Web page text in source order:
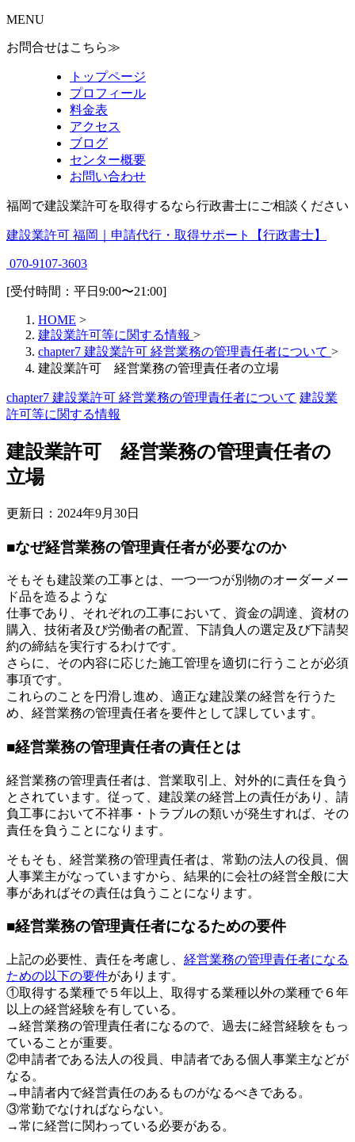
MENU
お問合せはこちら≫
トップページ
プロフィール
料金表
アクセス
ブログ
センター概要
お問い合わせ
福岡で建設業許可を取得するなら行政書士にご相談ください
建設業許可 福岡｜申請代行・取得サポート【行政書士】
070-9107-3603
[受付時間：平日9:00〜21:00]
HOME >
建設業許可等に関する情報 >
chapter7 建設業許可 経営業務の管理責任者について >
建設業許可 経営業務の管理責任者の立場
chapter7 建設業許可 経営業務の管理責任者について 建設業
許可等に関する情報
建設業許可 経営業務の管理責任者の
立場
更新日： 2024年9月30日
■なぜ経営業務の管理責任者が必要なのか
そもそも建設業の工事とは、一つ一つが別物のオーダーメー
ド品を造るような
仕事であり、それぞれの工事において、資金の調達、資材の
購入、技術者及び労働者の配置、下請負人の選定及び下請契
約の締結を実行するわけです。
さらに、その内容に応じた施工管理を適切に行うことが必須
事項です。
これらのことを円滑し進め、適正な建設業の経営を行うた
め、経営業務の管理責任者を要件として課しています。
■経営業務の管理責任者の責任とは
経営業務の管理責任者は、営業取引上、対外的に責任を負う
とされています。従って、建設業の経営上の責任があり、請
負工事において不祥事・トラブルの類いが発生すれば、その
責任を負うことになります。
そもそも、経営業務の管理責任者は、常勤の法人の役員、個
人事業主がなっていますから、結果的に会社の経営全般に大
事があればその責任は負うことになります。
■経営業務の管理責任者になるための要件
上記の必要性、責任を考慮し、 経営業務の管理責任者になる
ための以下の要件があります。
①取得する業種で５年以上、取得する業種以外の業種で６年
以上の経営経験を有している。
→経営業務の管理責任者になるので、過去に経営経験をもっ
ていることが重要。
②申請者である法人の役員、申請者である個人事業主などが
なる。
→申請者内で経営責任のあるものがなるべきである。
③常勤でなければならない。
→常に経営に関わっている必要がある。